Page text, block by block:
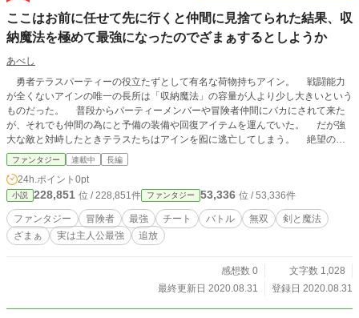
ここはお前に任せて先に行くと仲間に見捨てられた結果、収
納魔法を極めて最強になったのでざまぁするとしようか
あべし
勇者テラスパーティーの役立たずとして有名な荷物持ちアイン。 戦闘能力
が全くないアインの唯一の長所は「収納魔法」の容量が人より少し大きいという
ものだった。 普段からパーティーメンバーや冒険者仲間にバカにされて来た
が、それでも仲間の為にと予備の装備や回復アイテムを運んでいた。 だが強
大な敵と対峙したときテラスたちはアインを囮に逃亡してしまう。 絶望の
中、懸命にモンスターと戦うアインはいつの間にかモンスターよりも強くなって
しまっていた。 その結果―― 「燃やし尽くせ！ ファイアボール！」 「収納
魔法」 「オ、オレのファイヤーボールが収納された！？」 「どけっ！ 我が伝
家の宝刀の切れ味を受けてみよ！ 一の太刀！ 空刃！」 「人のいる場所で剣
を振り回すものじゃない。これも収納魔法」 「おぃぃぃいいいいい！ 剣返せ
よ！ 伝家の宝刀ぉぉおおおお！」 これは勇者よりも剣聖よりも賢者よりも
強くなってしまった、ただの「荷物持ち」の話である。
ファンタジー 連載中 長編
24h.ポイント 0pt
小説 228,851 位 / 228,851件 ファンタジー 53,336 位 / 53,336件
ファンタジー 冒険者 最強 チート バトル 無双
剣と魔法
ざまぁ
実は主人公最強 追放
感想数 0
文字数 1,028
最終更新日 2020.08.31
登録日 2020.08.31